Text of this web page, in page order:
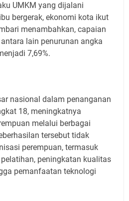
UMKM yang dijalani
bergerak, ekonomi kota ikut
menambahkan, capaian
lain penurunan angka
7,69%.
nasional dalam penanganan
18, meningkatnya
melalui berbagai
tersebut tidak
perempuan, termasuk
peningkatan kualitas
pemanfaatan teknologi